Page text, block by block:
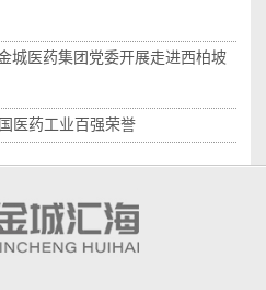
城医药集团党委开展走进西柏坡
医药工业百强荣誉